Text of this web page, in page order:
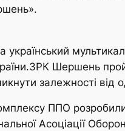
український
Шершень
залежності від
ППО
Асоціації